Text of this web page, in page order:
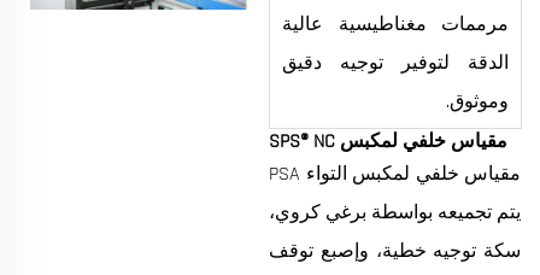
مرممات مغناطيسية عالية
الدقة لتوفير توجيه دقيق
وموثوق.
مقياس خلفي لمكبس SPS® NC
مقياس خلفي لمكبس التواء PSA
يتم تجميعه بواسطة برغي كروي،
سكة توجيه خطية، وإصبع توقف